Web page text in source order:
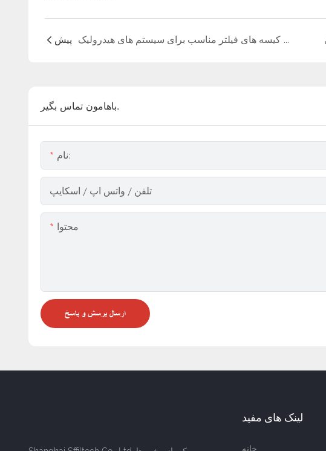
پیش فیلتر کردن روغن های چسبناک: انتخاب کیسه های فیلتر مناسب برای سیستم های هیدرولیک
باهامون تماس بگير.
نام:
تلفن / واتس اپ / اسکایپ
محتوا
ارسال پرسش و پاسخ
لینک های مفید
خانه